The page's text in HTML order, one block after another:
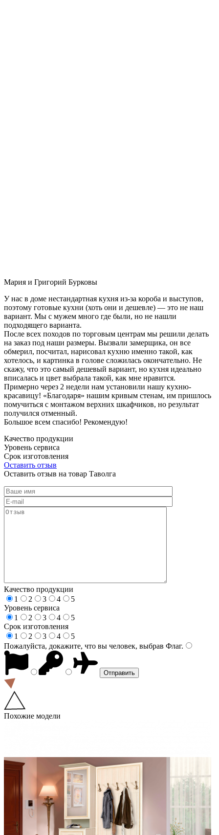
Мария и Григорий Бурковы
У нас в доме нестандартная кухня из-за короба и выступов,
поэтому готовые кухни (хоть они и дешевле) — это не наш
вариант. Мы с мужем много где были, но не нашли
подходящего варианта.
После всех походов по торговым центрам мы решили делать
на заказ под наши размеры. Вызвали замерщика, он все
обмерил, посчитал, нарисовал кухню именно такой, как
хотелось, и картинка в голове сложилась окончательно. Не
скажу, что это самый дешевый вариант, но кухня идеально
вписалась и цвет выбрала такой, как мне нравится.
Примерно через 2 недели нам установили нашу кухню-
красавицу! «Благодаря» нашим кривым стенам, им пришлось
помучиться с монтажом верхних шкафчиков, но результат
получился отменный.
Большое всем спасибо! Рекомендую!
Качество продукции
Уровень сервиса
Срок изготовления
Оставить отзыв
Оставить отзыв на товар Таволга
Качество продукции
1
2 3 4
5
Уровень сервиса
1
2 3 4
5
Срок изготовления
1
2 3 4
5
Пожалуйста, докажите, что вы человек, выбрав Флаг.
Похожие модели